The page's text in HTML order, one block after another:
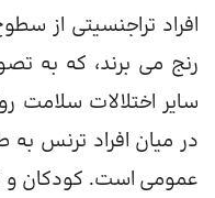
افراد تراجنسیتی از
رنج می برند، که به
سایر اختلالات
در میان افراد ترنس به
عمومی است. کودکان و